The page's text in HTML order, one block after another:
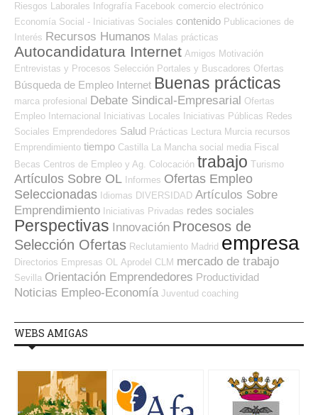
Riesgos Laborales
Infografía Facebook comercio electrónico
Economía Social - Iniciativas Sociales contenido Publicaciones de
Interés Recursos Humanos Malas prácticas
Autocandidatura Internet Amigos Motivación
Entrevistas y Procesos Selección Portales y Buscadores Ofertas
Búsqueda de Empleo Internet Buenas prácticas
marca profesional Debate Sindical-Empresarial Ofertas
Empleo Internacional
Iniciativas Locales Iniciativas Públicas Redes
Sociales Emprendedores Salud Prácticas Lectura Murcia recursos
Emprendimiento tiempo Castilla La Mancha social media Fiscal
Becas Centros de Empleo y Ag. Colocación trabajo Turismo
Artículos Sobre OL Informes Ofertas Empleo
Seleccionadas Idiomas DIVERSIDAD Artículos Sobre
Emprendimiento Iniciativas Privadas redes sociales
Perspectivas Innovación Procesos de
Selección Ofertas Reclutamiento Madrid empresa
Directorios Empresas OL Aprodel CLM mercado de trabajo
Sevilla Orientación Emprendedores Productividad
Noticias Empleo-Economía Juventud coaching
WEBS AMIGAS